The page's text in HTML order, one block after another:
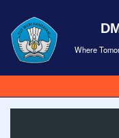
Where